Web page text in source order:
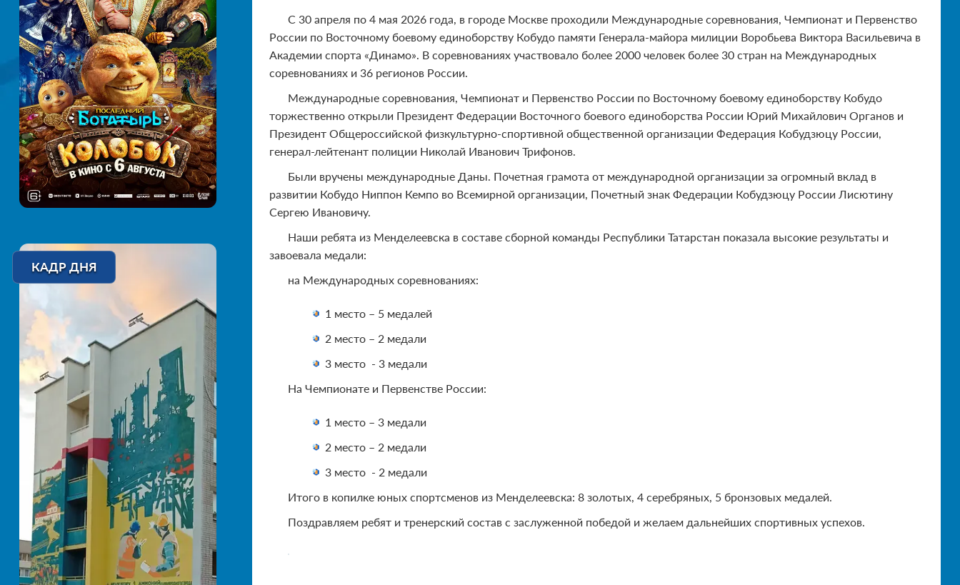
КАДР ДНЯ
С 30 апреля по 4 мая 2026 года, в городе Москве проходили Международные соревнования, Чемпионат и Первенство
России по Восточному боевому единоборству Кобудо памяти Генерала-майора милиции Воробьева Виктора Васильевича в
Академии спорта «Динамо». В соревнованиях участвовало более 2000 человек более 30 стран на Международных
соревнованиях и 36 регионов России.
Международные соревнования, Чемпионат и Первенство России по Восточному боевому единоборству Кобудо
торжественно открыли Президент Федерации Восточного боевого единоборства России Юрий Михайлович Органов и
Президент Общероссийской физкультурно-спортивной общественной организации Федерация Кобудзюцу России,
генерал-лейтенант полиции Николай Иванович Трифонов.
Были вручены международные Даны. Почетная грамота от международной организации за огромный вклад в
развитии Кобудо Ниппон Кемпо во Всемирной организации, Почетный знак Федерации Кобудзюцу России Лисютину
Сергею Ивановичу.
Наши ребята из Менделеевска в составе сборной команды Республики Татарстан показала высокие результаты и
завоевала медали:
на Международных соревнованиях:
1 место – 5 медалей
2 место – 2 медали
3 место - 3 медали
На Чемпионате и Первенстве России:
1 место – 3 медали
2 место – 2 медали
3 место - 2 медали
Итого в копилке юных спортсменов из Менделеевска: 8 золотых, 4 серебряных, 5 бронзовых медалей.
Поздравляем ребят и тренерский состав с заслуженной победой и желаем дальнейших спортивных успехов.